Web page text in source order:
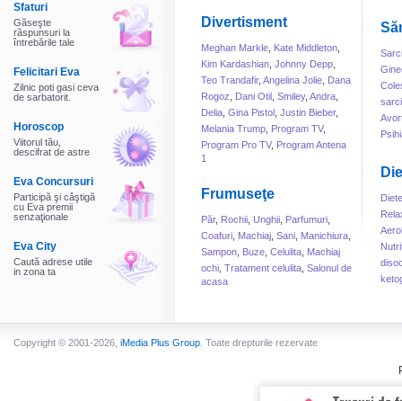
Sfaturi
Găseşte
răspunsuri la
întrebările tale
Felicitari Eva
Zilnic poti gasi ceva
de sarbatorit.
Horoscop
Viitorul tău,
descifrat de astre
Eva Concursuri
Participă şi câştigă
cu Eva premii
senzaţionale
Eva City
Caută adrese utile
in zona ta
Divertisment
Meghan Markle Kate Middleton
Kim Kardashian Johnny Depp
Teo Trandafir, Angelina Jolie Dana
Rogoz
Dani Otil Smiley, Andra
Delia Gina Pistol Justin Bieber,
Melania Trump Program TV,
Program Pro TV, Program Antena
1
Frumuseţe
Păr, Rochii Unghii Parfumuri
Coafuri Machiaj Sani Manichiura
Sampon Buze Celulita Machiaj
ochi Tratament celulita Salonul de
acasa
Diete
Copyright © 2001-2026, iMedia Plus Group . Toate drepturile rezervate